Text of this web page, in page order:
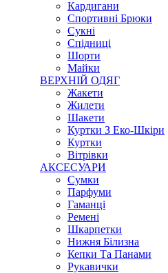
Кардигани
Спортивні Брюки
Сукні
Спідниці
Шорти
Майки
ВЕРХНІЙ ОДЯГ
Жакети
Жилети
Шакети
Куртки З Еко-Шкіри
Куртки
Вітрівки
АКСЕСУАРИ
Сумки
Парфуми
Гаманці
Ремені
Шкарпетки
Нижня Білизна
Кепки Та Панами
Рукавички